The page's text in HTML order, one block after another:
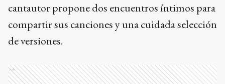
cantautor propone dos encuentros íntimos para
compartir sus canciones y una cuidada selección
de versiones.
Ads